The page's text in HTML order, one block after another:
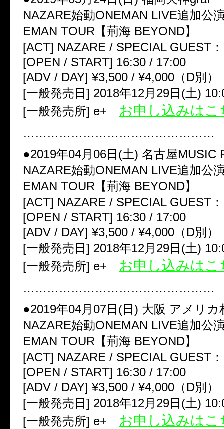
NAZARE始動ONEMAN LIVE追加公
EMAN TOUR【荊海 BEYOND】
[ACT] NAZARE / SPECIAL GUEST
[OPEN / START] 16:30 / 17:00
[ADV / DAY] ¥3,500 / ¥4,000（D別）
[一般発売日] 2018年12月29日(土)
[一般発売所] e+ お申し込みはこ
…………………………………………
●2019年04月06日(土) 名古屋MUSIC
NAZARE始動ONEMAN LIVE追加公
EMAN TOUR【荊海 BEYOND】
[ACT] NAZARE / SPECIAL GUEST
[OPEN / START] 16:30 / 17:00
[ADV / DAY] ¥3,500 / ¥4,000（D別）
[一般発売日] 2018年12月29日(土)
[一般発売所] e+ お申し込みはこ
…………………………………………
●2019年04月07日(日) 大阪 アメリカ
NAZARE始動ONEMAN LIVE追加公
EMAN TOUR【荊海 BEYOND】
[ACT] NAZARE / SPECIAL GUEST
[OPEN / START] 16:30 / 17:00
[ADV / DAY] ¥3,500 / ¥4,000（D別）
[一般発売日] 2018年12月29日(土)
[一般発売所] e+ お申し込みはこ